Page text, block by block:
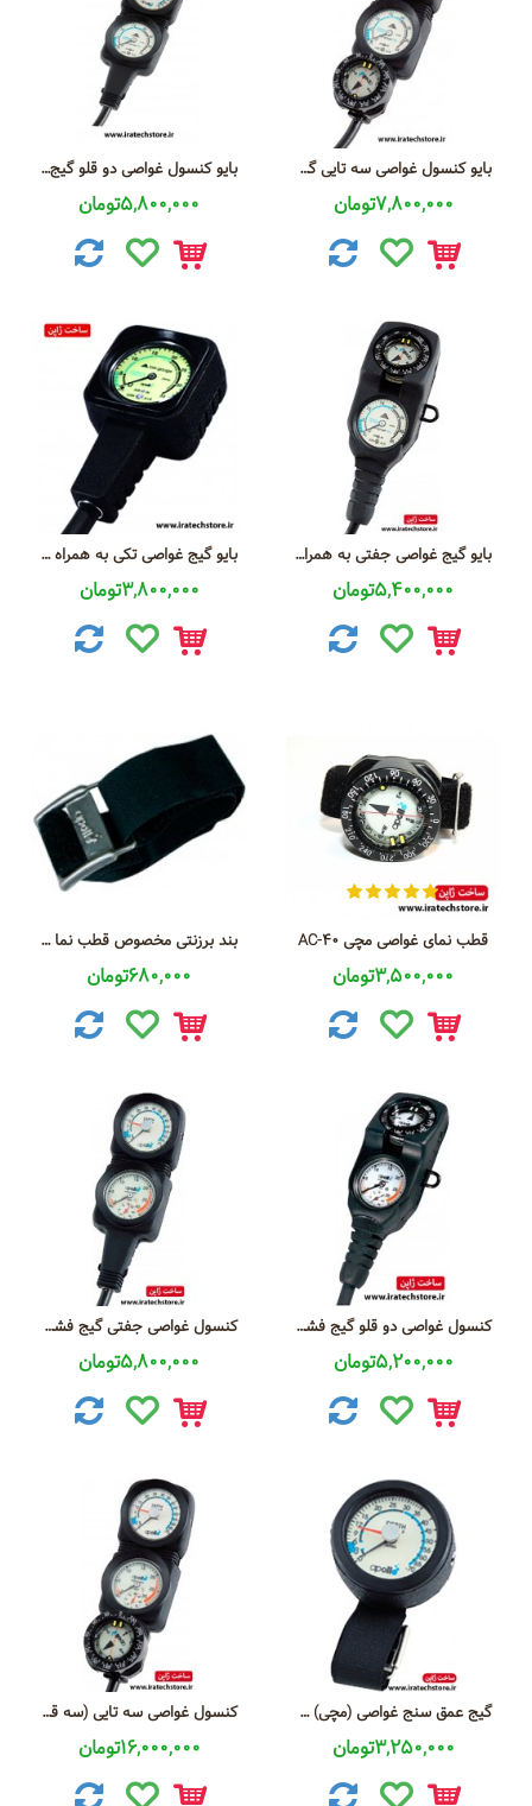
بایو کنسول غواصی دو قلو گیج فشار+ گیج عمق سنج مدل Bio-Gague GD Cobra Nrx
5,800,000تومان
بایو کنسول غواصی سه تایی گیج فشار + گیج عمق سنج + قطب نما مدل Bio-Gague Combo Cobra Nrx
7,800,000تومان
بایو گیج غواصی تکی به همراه سیستم هشدارهوشمند مدل Bio-Gauge Nrx
3,800,000تومان
بایو گیج غواصی جفتی به همراه سیستم هشدارهوشمند + قطب نما مدل Bio-Gague GC Nrx
5,400,000تومان
بند برزنتی مخصوص قطب نما و گیج غواصی
680,000تومان
قطب نمای غواصی مچی AC-40
3,500,000تومان
کنسول غواصی جفتی گیج فشار+ گیج عمق سنج مدل AG-111 Cobra Nrx
5,800,000تومان
کنسول غواصی دو قلو گیج فشار + قطب نما مدل AG-110 Nrx
5,200,000تومان
کنسول غواصی سه تایی (سه قلو) گیج فشار + گیج عمق سنج + قطب نما مدل AG-112 Cobra Nrx
16,000,000تومان
گیج عمق سنج غواصی (مچی) Depth Gauge AG-21
3,250,000تومان